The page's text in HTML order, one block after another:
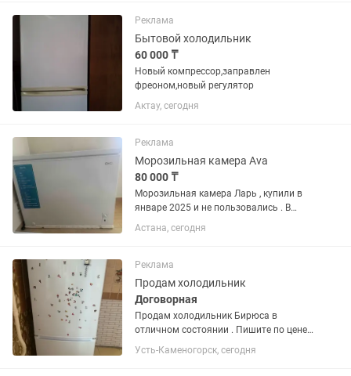
Реклама
Бытовой холодильник
60 000 ₸
Новый компрессор,заправлен
фреоном,новый регулятор
Актау, сегодня
Реклама
Морозильная камера Ava
80 000 ₸
Морозильная камера Ларь , купили в
январе 2025 и не пользовались . В
отличном состоянии
Астана, сегодня
Реклама
Продам холодильник
Договорная
Продам холодильник Бирюса в
отличном состоянии . Пишите по цене
договоримся
Усть-Каменогорск, сегодня